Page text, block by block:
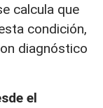
calcula que
condición,
diagnóstico
el